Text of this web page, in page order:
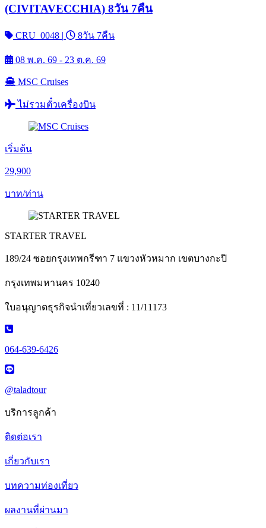
(CIVITAVECCHIA) 8วัน 7คืน
CRU_0048 | 8วัน 7คืน
08 พ.ค. 69 - 23 ต.ค. 69
MSC Cruises
ไม่รวมตั๋วเครื่องบิน
เริ่มต้น
29,900
บาท/ท่าน
STARTER TRAVEL
189/24 ซอยกรุงเทพกรีฑา 7 แขวงหัวหมาก เขตบางกะปิ
กรุงเทพมหานคร 10240
ใบอนุญาตธุรกิจนำเที่ยวเลขที่ : 11/11173
064-639-6426
@taladtour
บริการลูกค้า
ติดต่อเรา
เกี่ยวกับเรา
บทความท่องเที่ยว
ผลงานที่ผ่านมา